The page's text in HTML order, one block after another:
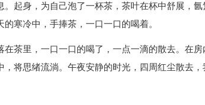
起身，为自己泡了一杯茶，茶叶在杯中舒展，氤
寒冷中，手捧茶，一口一口的喝着。
茶里，一口一口的喝了，一点一滴的散去。在房
将思绪流淌。午夜安静的时光，四周红尘散去，